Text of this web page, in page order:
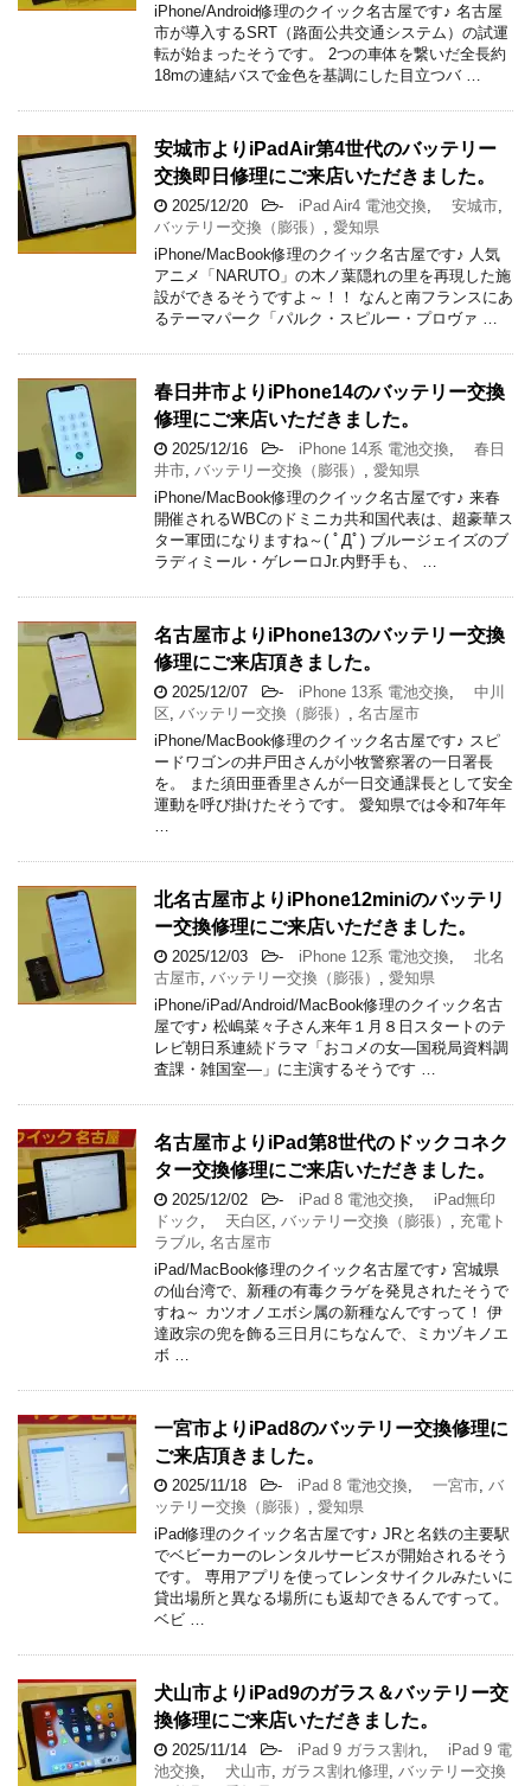
iPhone/Android修理のクイック名古屋です♪ 名古屋
市が導入するSRT（路面公共交通システム）の試運
転が始まったそうです。 2つの車体を繋いだ全長約
18mの連結バスで金色を基調にした目立つバ …
安城市よりiPadAir第4世代のバッテリー
交換即日修理にご来店いただきました。
2025/12/20 - iPad Air4 電池交換 安城市
バッテリー交換（膨張）
愛知県
iPhone/MacBook修理のクイック名古屋です♪ 人気
アニメ「NARUTO」の木ノ葉隠れの里を再現した施
設ができるそうですよ～！！ なんと南フランスにあ
るテーマパーク「パルク・スピルー・プロヴァ …
春日井市よりiPhone14のバッテリー交換
修理にご来店いただきました。
2025/12/16 - iPhone 14系 電池交換
春日
井市 バッテリー交換（膨張）
愛知県
iPhone/MacBook修理のクイック名古屋です♪ 来春
開催されるWBCのドミニカ共和国代表は、超豪華ス
ター軍団になりますね～( ﾟДﾟ) ブルージェイズのブ
ラディミール・ゲレーロJr.内野手も、 …
名古屋市よりiPhone13のバッテリー交換
修理にご来店頂きました。
2025/12/07 - iPhone 13系 電池交換
中川
区
バッテリー交換（膨張）
名古屋市
iPhone/MacBook修理のクイック名古屋です♪ スピ
ードワゴンの井戸田さんが小牧警察署の一日署長
を。 また須田亜香里さんが一日交通課長として安全
運動を呼び掛けたそうです。 愛知県では令和7年年
北名古屋市よりiPhone12miniのバッテリ
ー交換修理にご来店いただきました。
2025/12/03 - iPhone 12系 電池交換
北名
古屋市 バッテリー交換（膨張）
愛知県
iPhone/iPad/Android/MacBook修理のクイック名古
屋です♪ 松嶋菜々子さん来年１月８日スタートのテ
レビ朝日系連続ドラマ「おコメの女―国税局資料調
査課・雑国室―」に主演するそうです …
名古屋市よりiPad第8世代のドックコネク
ター交換修理にご来店いただきました。
2025/12/02 - iPad 8 電池交換
iPad無印
ドック
天白区 バッテリー交換（膨張）
充電ト
ラブル 名古屋市
iPad/MacBook修理のクイック名古屋です♪ 宮城県
の仙台湾で、新種の有毒クラゲを発見されたそうで
すね～ カツオノエボシ属の新種なんですって！ 伊
達政宗の兜を飾る三日月にちなんで、ミカヅキノエ
ボ …
一宮市よりiPad8のバッテリー交換修理に
ご来店頂きました。
2025/11/18 - iPad 8 電池交換 一宮市 バ
ッテリー交換（膨張）
愛知県
iPad修理のクイック名古屋です♪ JRと名鉄の主要駅
でベビーカーのレンタルサービスが開始されるそう
です。 専用アプリを使ってレンタサイクルみたいに
貸出場所と異なる場所にも返却できるんですって。
ベビ …
犬山市よりiPad9のガラス＆バッテリー交
換修理にご来店いただきました。
2025/11/14 - iPad 9 ガラス割れ
iPad 9 電
池交換
犬山市 ガラス割れ修理
バッテリー交換